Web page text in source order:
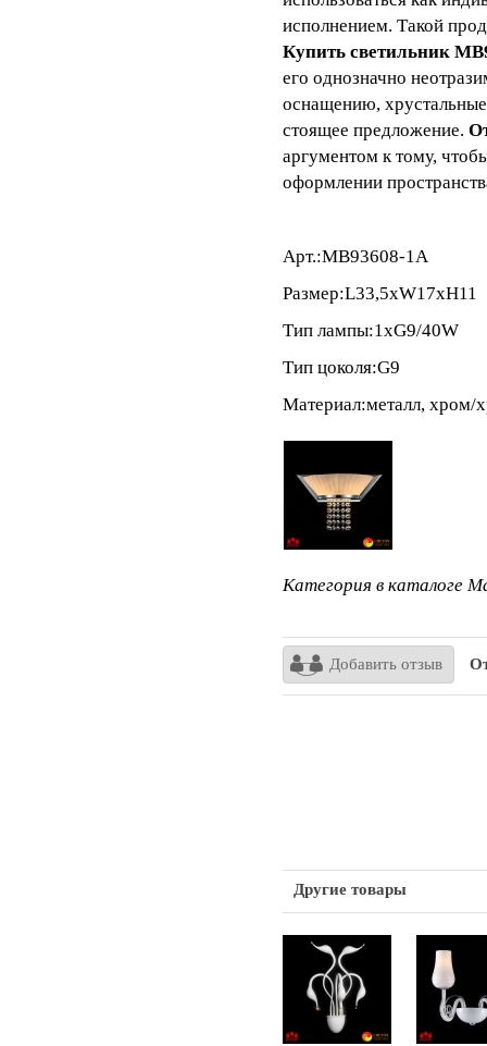
исполнением. Такой
Купить светильник
его однозначно
оснащению,
стоящее предложение.
аргументом к тому,
оформлении
Арт.:MB93608-1A
Размер:L33,5xW17xH11
Тип лампы:1xG9/40W
Тип цоколя:G9
Материал:металл, хром/
Категория в каталоге
Добавить отзыв
Другие товары